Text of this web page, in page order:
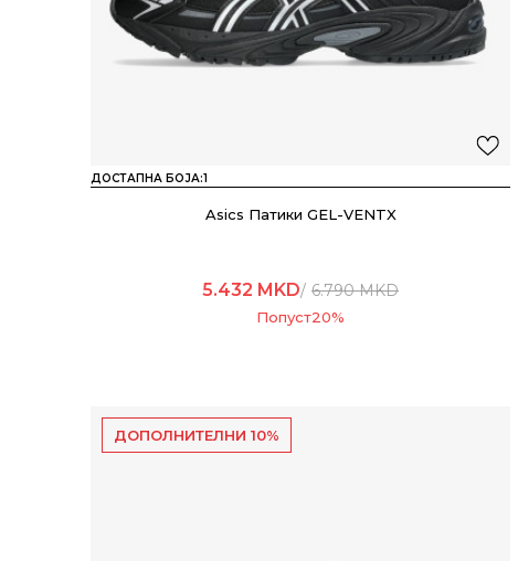
ДОСТАПНА БОЈА:1
Asics Патики GEL-VENTX
5.432 MKD 6.790MKD
Попуст20%
ДОПОЛНИТЕЛНИ 10%